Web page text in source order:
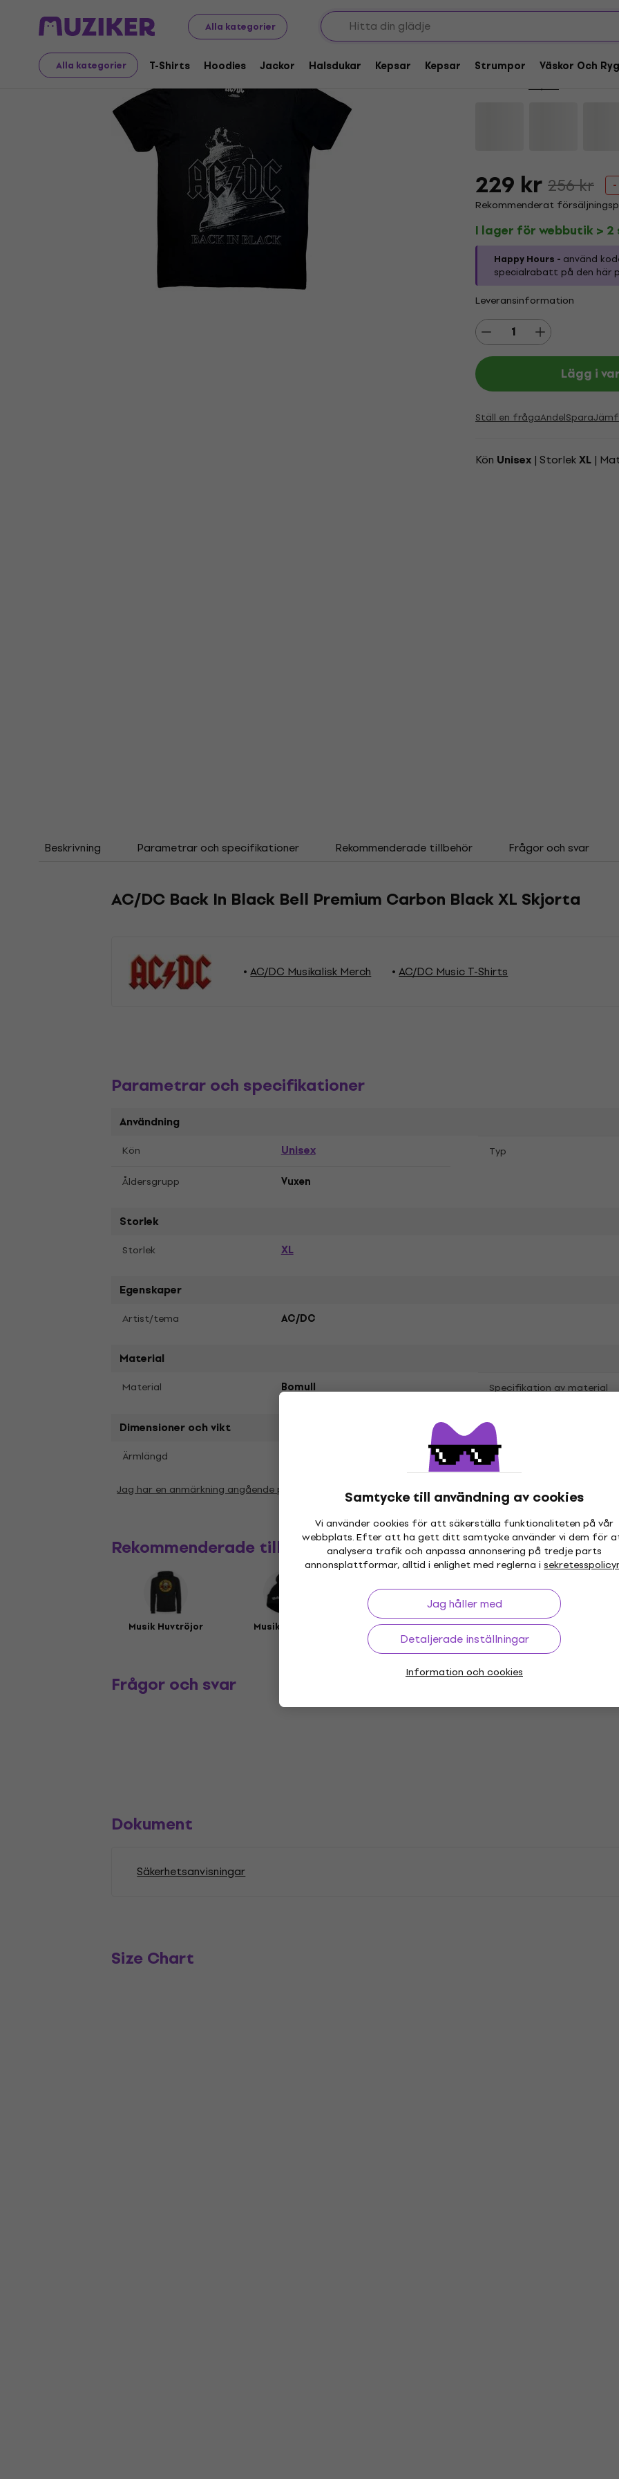
Alla kategorier
Alla kategorier T-Shirts Hoodies Jackor Halsdukar Kepsar Kepsar Strumpor Väskor Och
Samtycke till användning av cookies
Vi använder cookies för att säkerställa funktionaliteten på vår
webbplats. Efter att ha gett ditt samtycke använder vi dem för
analysera trafik och anpassa annonsering på tredje parts
annonsplattformar, alltid i enlighet med reglerna i
Jag håller med
Detaljerade inställningar
Information och cookies
Merch Musikalisk Merch
T-Shirts
HAPPY HOUR
Deal
AC/DC Back In
AC/DC
229 kr 256 kr -
Rekommenderat
I lager för webbutik > 2
Happy Hours - använd
specialrabatt på den här
Leveransinformation
Lägg i
Ställ en frågaAndelSpara
Kön Unisex | StorlekXL |
Beskrivning Parametrar och specifikationer Rekommenderade tillbehör Frågor och svar
AC/DC Back In Black Bell Premium Carbon Black XL Skjorta
AC/DC Musikalisk Merch AC/DC Music T-Shirts
Parametrar och specifikationer
Användning
Kön Unisex Typ
Åldersgrupp Vuxen
Storlek
Storlek XL
Egenskaper
Artist/tema AC/DC
Material
Material Bomull Specifikation av material
Dimensioner och vikt
Ärmlängd
Jag har en anmärkning angående parametrarna
Rekommenderade tillbehör
Musik Huvtröjor Musikmössor Vinyl LP-skivor Musikkepsar
Frågor och svar
Dokument
Säkerhetsanvisningar
Size Chart